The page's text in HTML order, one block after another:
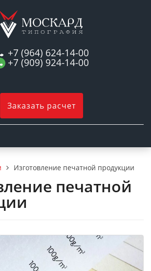
+7 (964) 624-14-00
+7 (909) 924-14-00
Заказать расчет
Изготовление печатной продукции
печатной